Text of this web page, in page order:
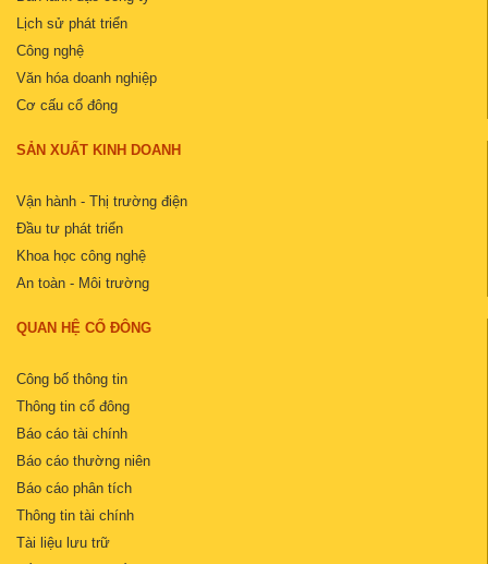
Lịch sử phát triển
Công nghệ
Văn hóa doanh nghiệp
Cơ cấu cổ đông
SẢN XUẤT KINH DOANH
Vận hành - Thị trường điện
Đầu tư phát triển
Khoa học công nghệ
An toàn - Môi trường
QUAN HỆ CỔ ĐÔNG
Công bố thông tin
Thông tin cổ đông
Báo cáo tài chính
Báo cáo thường niên
Báo cáo phân tích
Thông tin tài chính
Tài liệu lưu trữ